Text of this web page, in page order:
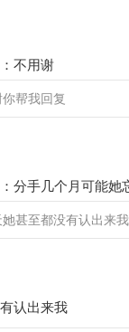
： 不用谢
帮我回复
： 分手几个月可能她
她甚至都没有认出来我
认出来我